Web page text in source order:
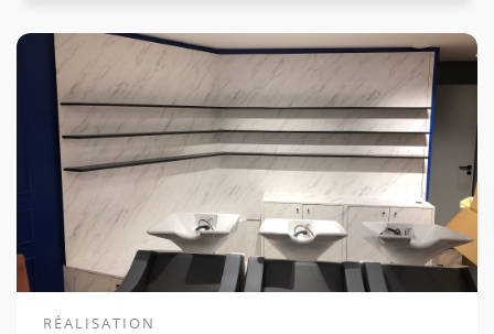
Voir la gamme associée
RÉALISATION